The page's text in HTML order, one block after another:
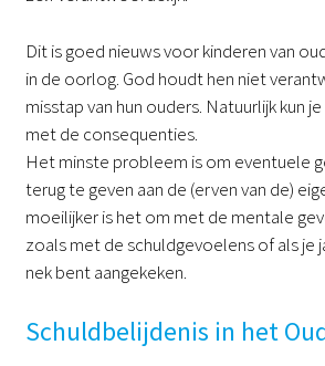
Dit is goed nieuws voor kinderen van
in de oorlog. God houdt hen niet
misstap van hun ouders. Natuurlijk kun
met de consequenties.
Het minste probleem is om eventuele
terug te geven aan de (erven van de)
moeilijker is het om met de mentale
zoals met de schuldgevoelens of als je
nek bent aangekeken.
Schuldbelijdenis in het